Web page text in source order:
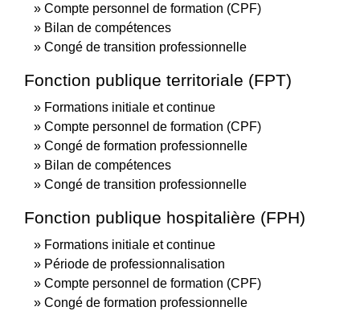
Compte personnel de formation (CPF)
Bilan de compétences
Congé de transition professionnelle
Fonction publique territoriale (FPT)
Formations initiale et continue
Compte personnel de formation (CPF)
Congé de formation professionnelle
Bilan de compétences
Congé de transition professionnelle
Fonction publique hospitalière (FPH)
Formations initiale et continue
Période de professionnalisation
Compte personnel de formation (CPF)
Congé de formation professionnelle